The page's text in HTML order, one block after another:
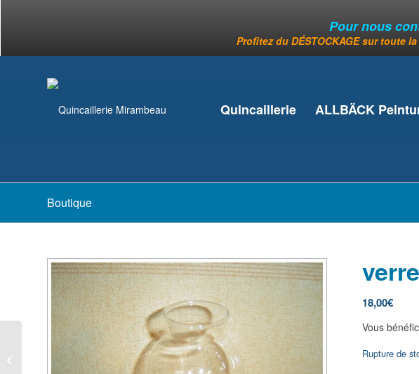
Pour nous
Profitez du DÉSTOCKAGE sur toute
Quincaillerie ALLBÄCK
Boutique
18,00€
Vous
Rupture de
verre de lampe à pétrole
8 lignes